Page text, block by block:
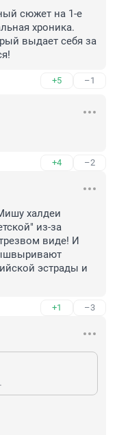
сюжет на 1-е
хроника.
выдает себя за
+5 –1
+4 –2
халдеи
из-за
виде! И
эстрады и
+1 –3